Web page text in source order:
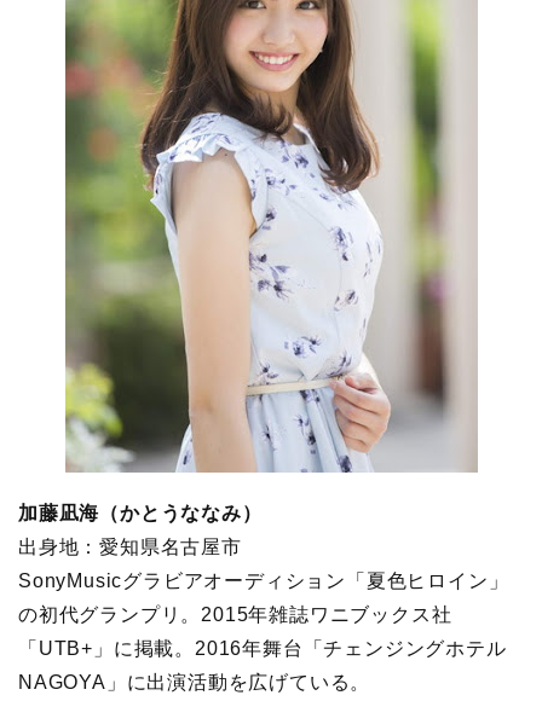
加藤凪海（かとうななみ）
出身地：愛知県名古屋市
SonyMusicグラビアオーディション「夏色ヒロイン」
の初代グランプリ。2015年雑誌ワニブックス社
「UTB+」に掲載。2016年舞台「チェンジングホテル
NAGOYA」に出演活動を広げている。